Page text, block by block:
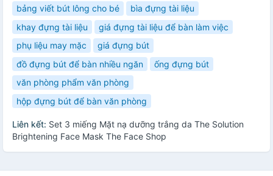
bảng viết bút lông cho bé
bìa đựng tài liệu
khay đựng tài liệu
giá đựng tài liệu để bàn làm việc
phụ liệu may mặc
giá đựng bút
đồ đựng bút để bàn nhiều ngăn
ống đựng bút
văn phòng phẩm văn phòng
hộp đựng bút để bàn văn phòng
Liên kết: Set 3 miếng Mặt nạ dưỡng trắng da The Solution
Brightening Face Mask The Face Shop